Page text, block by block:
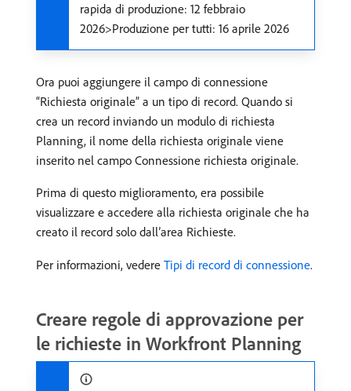
rapida di produzione: 12 febbraio
2026>Produzione per tutti: 16 aprile 2026
Ora puoi aggiungere il campo di connessione
“Richiesta originale” a un tipo di record. Quando si
crea un record inviando un modulo di richiesta
Planning, il nome della richiesta originale viene
inserito nel campo Connessione richiesta originale.
Prima di questo miglioramento, era possibile
visualizzare e accedere alla richiesta originale che ha
creato il record solo dall’area Richieste.
Per informazioni, vedere Tipi di record di connessione.
Creare regole di approvazione per
le richieste in Workfront Planning